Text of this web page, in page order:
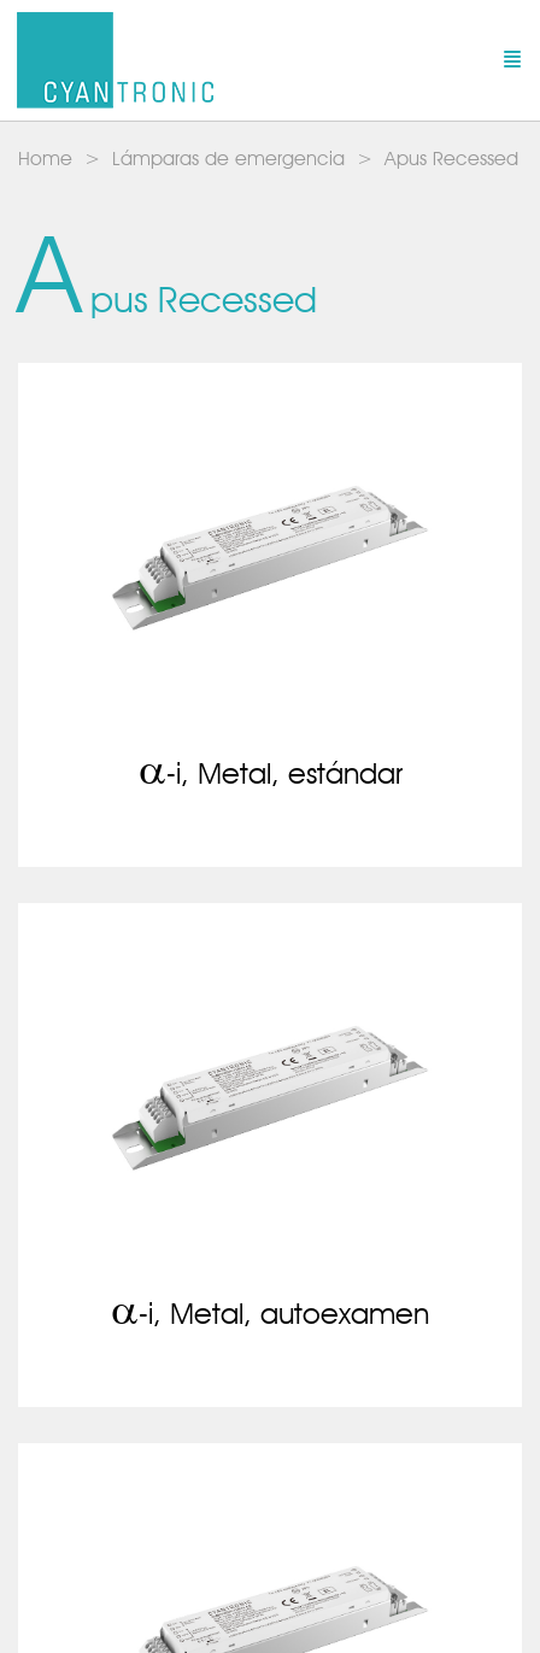
Home Lámparas de emergencia Apus Recessed
A pus Recessed
a-i, Metal, estándar
a-i, Metal, autoexamen